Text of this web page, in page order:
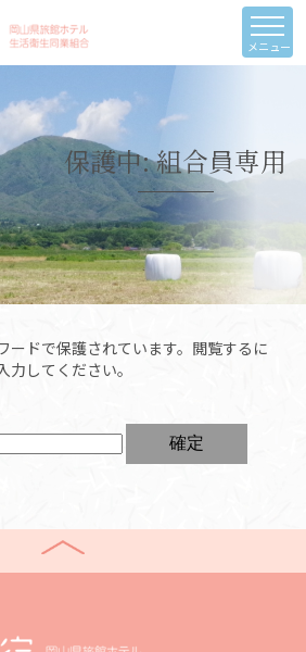
メニュー
保護中: 組合員専用
ードで保護されています。閲覧するに
してください。